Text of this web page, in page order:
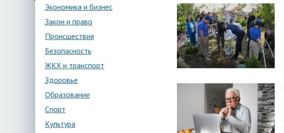
Экономика и бизнес
Закон и право
Происшествия
Безопасность
ЖКХ и транспорт
Здоровье
Образование
Спорт
Культура